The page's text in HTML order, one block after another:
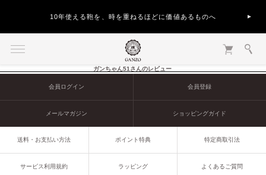
10年使える鞄を、時を重ねるほどに価値あるものへ
ガンちゃん51さんのレビュー
会員ログイン 会員登録
メールマガジン ショッピングガイド
送料・お支払い方法 ポイント特典 特定商取引法
サービス利用規約 ラッピング よくあるご質問